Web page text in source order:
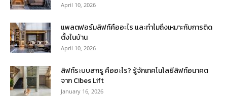
April 10, 2026
แพลตฟอร์มลิฟท์คืออะไร และทำไมถึงเหมาะกับการติด
ตั้งในบ้าน
April 10, 2026
ลิฟท์ระบบสกรู คืออะไร? รู้จักเทคโนโลยีลิฟท์อนาคต
จาก Cibes Lift
January 16, 2026